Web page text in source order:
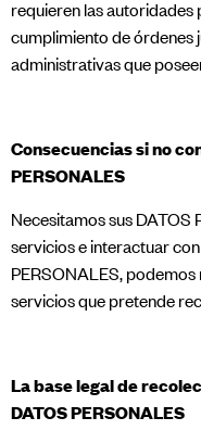
requieren las autoridades
cumplimiento de órdenes
administrativas que
Consecuencias si no
PERSONALES
Necesitamos sus
servicios e interactuar
PERSONALES,
servicios que pretende
La base legal de
DATOS PERSONALES